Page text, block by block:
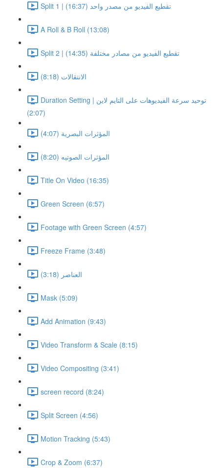
Split 1 | تقطيع الفيديو من مصدر واحد (16:37)
A Roll & B Roll (13:08)
Split 2 | تقطيع الفيديو من مصادر مختلفة (14:35)
الانتقالات (8:18)
Duration Setting | توحيد سرعة الفيديوهات على التايم لاين
(2:07)
المؤثرات البصرية (4:07)
المؤثرات الصوتيه (8:20)
Title On Video (16:35)
Green Screen (6:57)
Footage with Green Screen (4:57)
Freeze Frame (3:48)
العناصر (3:18)
Mask (5:09)
Add Animation (9:43)
Video Transform & Scale (8:15)
Video Compositing (3:41)
screen record (8:24)
Split Screen (4:56)
Motion Tracking (5:43)
Crop & Zoom (6:37)